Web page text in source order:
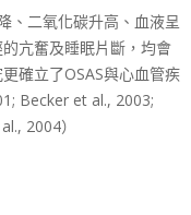
、二氧化碳升高、血液呈
亢奮及睡眠片斷，均會
確立了OSAS與心血管疾
Becker et al., 2003;
2004）